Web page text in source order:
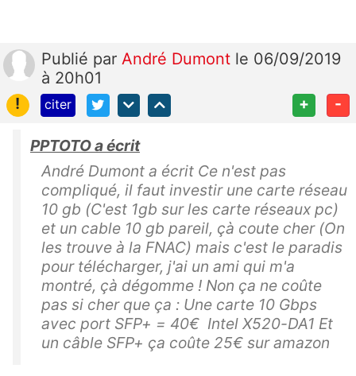
Publié par André Dumont le 06/09/2019
à 20h01
!
citer + -
PPTOTO a écrit
André Dumont a écrit Ce n'est pas
compliqué, il faut investir une carte réseau
10 gb (C'est 1gb sur les carte réseaux pc)
et un cable 10 gb pareil, çà coute cher (On
les trouve à la FNAC) mais c'est le paradis
pour télécharger, j'ai un ami qui m'a
montré, çà dégomme ! Non ça ne coûte
pas si cher que ça : Une carte 10 Gbps
avec port SFP+ = 40€ Intel X520-DA1 Et
un câble SFP+ ça coûte 25€ sur amazon